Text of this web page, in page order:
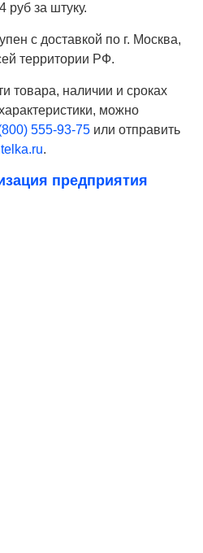
за штуку.
с доставкой по г. Москва,
территории РФ.
товара, наличии и сроках
можно
555-93-75 или отправить
.
предприятия